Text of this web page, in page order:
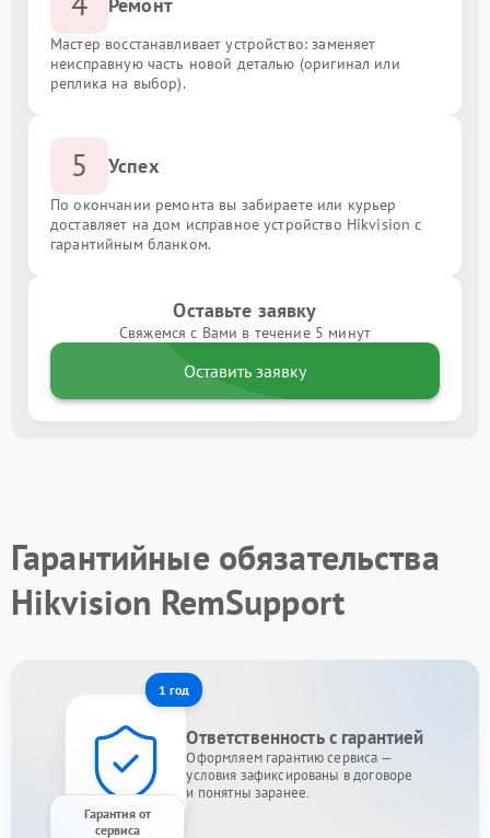
Мастер восстанавливает устройство: заменяет
неисправную часть новой деталью (оригинал или
реплика на выбор).
5 Успех
По окончании ремонта вы забираете или курьер
доставляет на дом исправное устройство Hikvision с
гарантийным бланком.
Оставьте заявку
Свяжемся с Вами в течение 5 минут
Оставить заявку
Гарантийные обязательства
Hikvision RemSupport
1 год
Гарантия от
сервиса
Ответственность с гарантией
Оформляем гарантию сервиса —
условия зафиксированы в договоре
и понятны заранее.